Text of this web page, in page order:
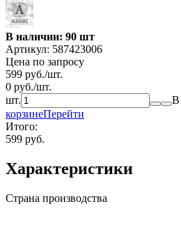
В наличии: 90 шт
Артикул: 587423006
Цена по запросу
599 руб./шт.
0 руб./шт.
шт.
В
корзинеПерейти
Итого:
599 руб.
Характеристики
Страна производства